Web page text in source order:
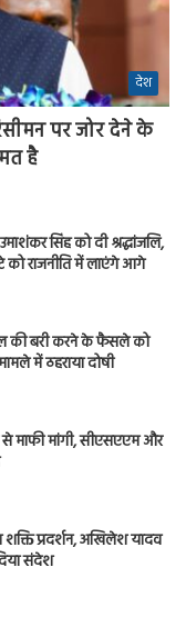
देश
पर जोर देने के
है
सिंह को दी श्रद्धांजलि,
को राजनीति में लाएंगे आगे
की बरी करने के फैसले को
में ठहराया दोषी
से माफी मांगी, सीएसएएम और
शक्ति प्रदर्शन, अखिलेश यादव
संदेश